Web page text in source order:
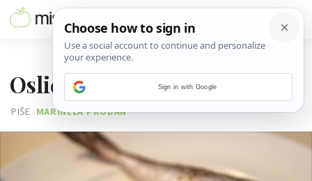
Oslić s povrćem u foliji
PIŠE MARINELA PRODAN
Sign in with Google